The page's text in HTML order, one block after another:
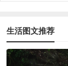
生活图文推荐